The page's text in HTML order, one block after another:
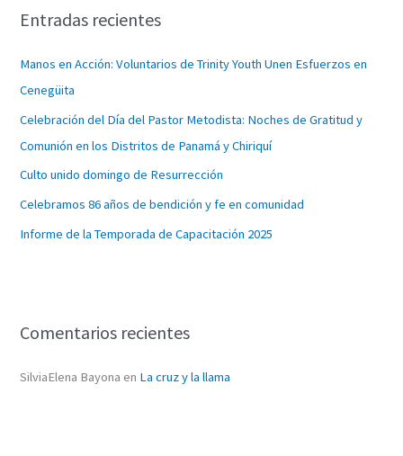
a
p
o
r
:
Entradas recientes
Manos en Acción: Voluntarios de Trinity Youth Unen Esfuerzos en
Cenegüita
Celebración del Día del Pastor Metodista: Noches de Gratitud y
Comunión en los Distritos de Panamá y Chiriquí
Culto unido domingo de Resurrección
Celebramos 86 años de bendición y fe en comunidad
Informe de la Temporada de Capacitación 2025
Comentarios recientes
SilviaElena Bayona en La cruz y la llama